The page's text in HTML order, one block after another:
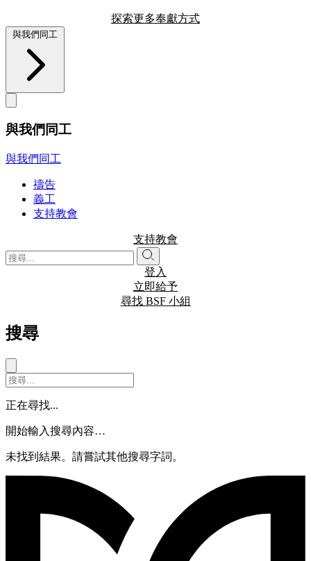
探索更多奉獻方式
與我們同工
與我們同工
與我們同工
禱告
義工
支持教會
支持教會
登入
立即給予
尋找 BSF 小組
搜尋
正在尋找...
開始輸入搜尋內容…
未找到結果。請嘗試其他搜尋字詞。